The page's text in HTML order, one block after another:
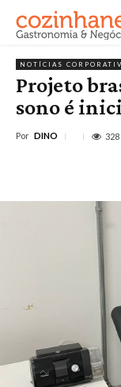
NOTÍCIAS
Projeto
sono é
Por DINO 328